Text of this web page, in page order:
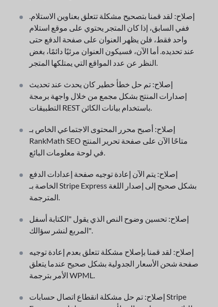
إصلاح: لقد قمنا بتصحيح مشكلة تتعلق بعناوين الاستلام.
ففي السابق، إذا كان المتجر يحتوي على موقع استلام
واحد فقط، فلن يظهر العنوان على صفحة الدفع حتى
عند تحديده. أما الآن، فسيكون العنوان مرئيًا دائمًا، بغض
النظر عن عدد المواقع التي يمتلكها المتجر.
إصلاح: تم حل خطأ خطير كان يحدث عند تحديث
إصدارات المنتج بشكل مجمع من خلال واجهة برمجة
التطبيقات REST باستخدام بيانات الكائن.
إصلاح: أصبح محرر المحتوى الاجتماعي الخاص بـ
RankMath SEO متاحًا الآن على صفحة تحرير المنتج
في لوحة معلومات البائع.
إصلاح: يتم الآن إعادة توجيه صفحة إعدادات الدفع
الخاصة بـ Stripe Express بشكل صحيح إلى إصدار اللغة
المترجمة.
إصلاح: تحسين وضوح النص الذي يقول "الكتابة أسفل
المربع لنشر سؤالك".
إصلاح: لقد قمنا بإصلاح مشكلة تتعلق بعدم إعادة توجيه
صفحة شحن الأسعار الجدولية بشكل صحيح عندما يتعلق
الأمر بترجمة WPML.
إصلاح: تم حل مشكلة انقطاع اتصال حسابات Stripe